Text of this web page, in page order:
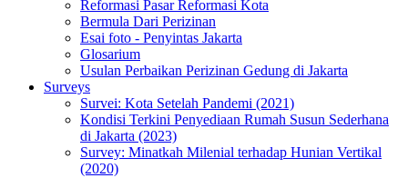
Reformasi Pasar Reformasi Kota
Bermula Dari Perizinan
Esai foto - Penyintas Jakarta
Glosarium
Usulan Perbaikan Perizinan Gedung di Jakarta
Surveys
Survei: Kota Setelah Pandemi (2021)
Kondisi Terkini Penyediaan Rumah Susun Sederhana
di Jakarta (2023)
Survey: Minatkah Milenial terhadap Hunian Vertikal
(2020)